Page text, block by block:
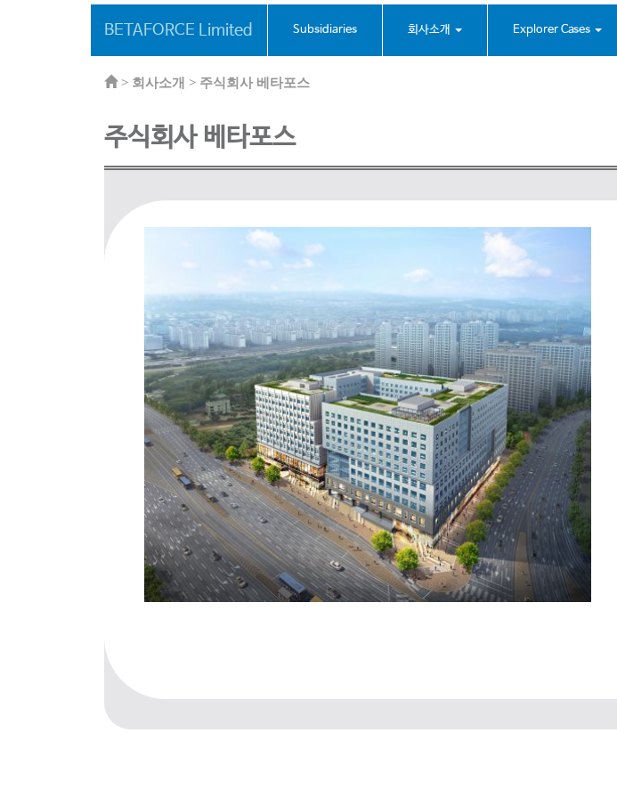
BETAFORCE Limited Subsidiaries 회사소개 Explorer Cases
> 회사소개 > 주식회사 베타포스
주식회사 베타포스